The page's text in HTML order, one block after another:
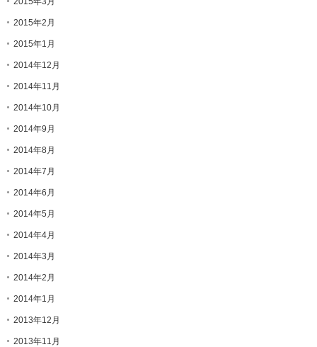
2015年2月
2015年1月
2014年12月
2014年11月
2014年10月
2014年9月
2014年8月
2014年7月
2014年6月
2014年5月
2014年4月
2014年3月
2014年2月
2014年1月
2013年12月
2013年11月